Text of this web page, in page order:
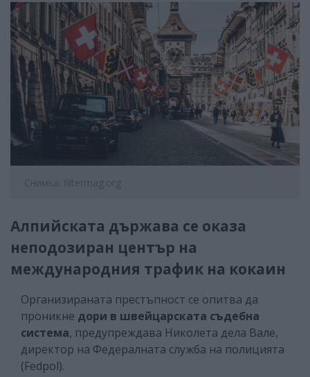
Снимка: filtermag.org
Алпийската държава се оказа
неподозиран център на
международния трафик на кокаин
Организираната престъпност се опитва да
проникне дори в швейцарската съдебна
система, предупреждава Николета дела Вале,
директор на Федералната служба на полицията
(Fedpol).